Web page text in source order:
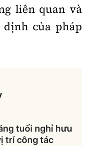
liên quan và
của pháp
tuổi nghỉ hưu
trí công tác